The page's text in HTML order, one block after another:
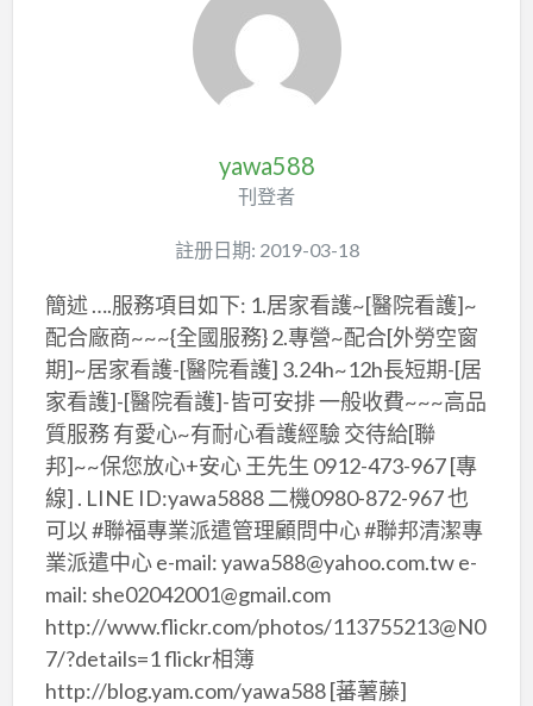
yawa588
刊登者
註册日期: 2019-03-18
簡述 ….服務項目如下: 1.居家看護~[醫院看護]~
配合廠商~~~{全國服務} 2.專營~配合[外勞空窗
期]~居家看護-[醫院看護] 3.24h~12h長短期-[居
家看護]-[醫院看護]-皆可安排 一般收費~~~高品
質服務 有愛心~有耐心看護經驗 交待給[聯
邦]~~保您放心+安心 王先生 0912-473-967 [專
線] . LINE ID:yawa5888 二機0980-872-967 也
可以 #聯福專業派遣管理顧問中心 #聯邦清潔專
業派遣中心 e-mail: yawa588@yahoo.com.tw e-
mail: she02042001@gmail.com
http://www.flickr.com/photos/113755213@N0
7/?details=1 flickr相簿
http://blog.yam.com/yawa588 [蕃薯藤]